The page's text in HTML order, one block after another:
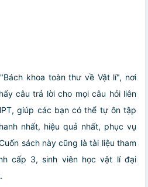
khoa toàn thư về Vật lí", nơi
câu trả lời cho mọi câu hỏi liên
giúp các bạn có thể tự ôn tập
nhất, hiệu quả nhất, phục vụ
sách này cũng là tài liệu tham
cấp 3, sinh viên học vật lí đại